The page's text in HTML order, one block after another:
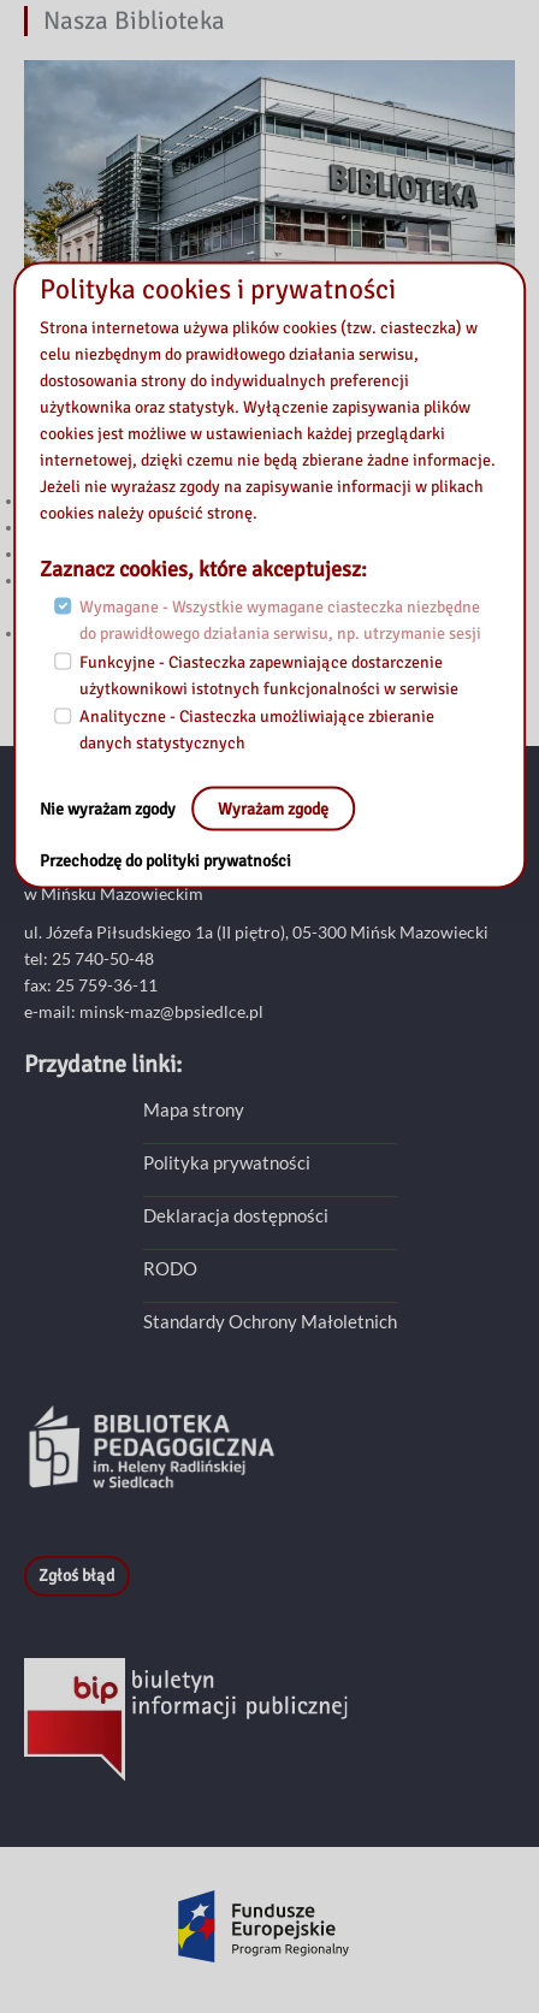
Nasza Biblioteka
Przeczytaj
Głosuj w Budżecie Obywatelskim Mazowsza 2026!
Wakacje z książką w bibliotece
Kreatywne warsztaty w Domu Dziennego Pobytu w Mińsku
Mazowieckim
Bezpieczeństwo w sieci – biblioteczny pokój zagadek
Kontakt:
Biblioteka Pedagogiczna im. Heleny Radlińskiej w Siedlcach. Filia
w Mińsku Mazowieckim
ul. Józefa Piłsudskiego 1a (II piętro), 05-300 Mińsk Mazowiecki
tel: 25 740-50-48
fax: 25 759-36-11
e-mail: minsk-maz@bpsiedlce.pl
Przydatne linki:
Mapa strony
Polityka prywatności
Deklaracja dostępności
RODO
Standardy Ochrony Małoletnich
Zgłoś błąd
Polityka cookies i prywatności
Strona internetowa używa plików cookies (tzw. ciasteczka) w
celu niezbędnym do prawidłowego działania serwisu,
dostosowania strony do indywidualnych preferencji
użytkownika oraz statystyk. Wyłączenie zapisywania plików
cookies jest możliwe w ustawieniach każdej przeglądarki
internetowej, dzięki czemu nie będą zbierane żadne informacje.
Jeżeli nie wyrażasz zgody na zapisywanie informacji w plikach
cookies należy opuścić stronę.
Zaznacz cookies, które akceptujesz:
Wymagane - Wszystkie wymagane ciasteczka niezbędne
do prawidłowego działania serwisu, np. utrzymanie sesji
Funkcyjne - Ciasteczka zapewniające dostarczenie
użytkownikowi istotnych funkcjonalności w serwisie
Analityczne - Ciasteczka umożliwiające zbieranie
danych statystycznych
Nie wyrażam zgody Wyrażam zgodę
Przechodzę do polityki prywatności